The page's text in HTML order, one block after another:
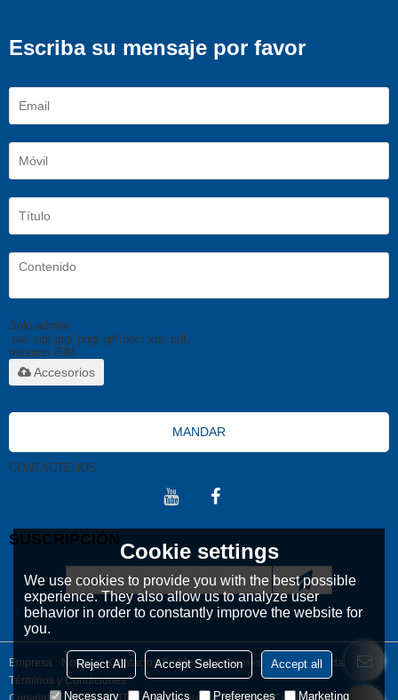
Escriba su mensaje por favor
Solo admite
.rar/.zip/.jpg/.png/.gif/.doc/.xls/.pdf,
máximo 20M
Accesorios
MANDAR
CONTÁCTENOS
SUSCRIPCIÓN
Empresa Noticias Contacto Problemas comunes
Noticia Privada
Términos y Condiciones
Cookie settings
We use cookies to provide you with the best possible
experience. They also allow us to analyze user
behavior in order to constantly improve the website for
you.
Reject All Accept Selection Accept all
Necessary Analytics Preferences Marketing